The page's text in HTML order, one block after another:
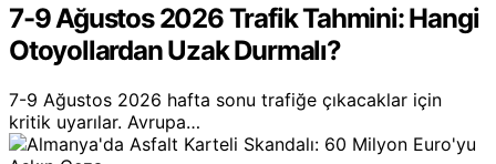
7-9 Ağustos 2026 Trafik Tahmini: Hangi
Otoyollardan Uzak Durmalı?
7-9 Ağustos 2026 hafta sonu trafiğe çıkacaklar için
kritik uyarılar. Avrupa…